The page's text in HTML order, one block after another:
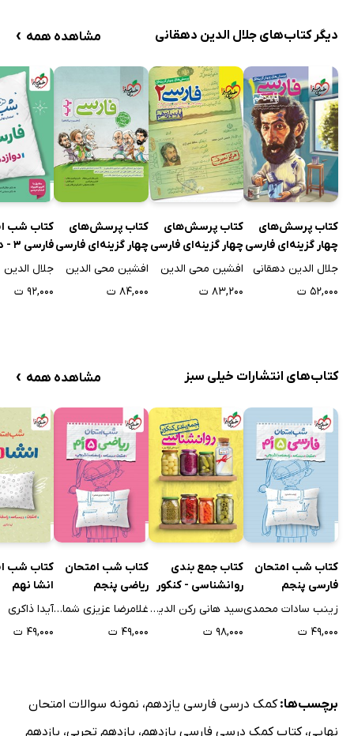
دیگر کتاب‌های جلال الدین دهقانی مشاهده همه ›
کتاب پرسش‌های
چهار گزینه‌ای فارسی
جلال الدین دهقانی
۵۲,۰۰۰ ت
کتاب پرسش‌های
چهار گزینه‌ای فارسی
2 - پایه یازدهم
افشین محی الدین
۸۳,۲۰۰ ت
کتاب پرسش‌های
چهار گزینه‌ای فارسی
پایه - دهم و یازدهم
افشین محی الدین
۸۴,۰۰۰ ت
کتاب شب
فارسی 3 - دوازدهم
جلال
۹۲,۰۰۰ ت
کتاب‌های انتشارات خیلی سبز مشاهده همه ›
کتاب شب امتحان
فارسی پنجم
زینب سادات محمدی
۴۹,۰۰۰ ت
کتاب جمع بندی
روانشناسی - کنکور
سید هانی رکن الدینی
۹۸,۰۰۰ ت
کتاب شب امتحان
ریاضی پنجم
غلامرضا عزیزی شمامی
۴۹,۰۰۰ ت
کتاب شب
انشا نهم
آیدا ذاکری
۴۹,۰۰۰ ت
برچسب‌ها:کمک درسی فارسی یازدهم، نمونه سوالات امتحان
نهایی،کتاب کمک درسی فارسی یازدهم، یازدهم تجربی، یازدهم